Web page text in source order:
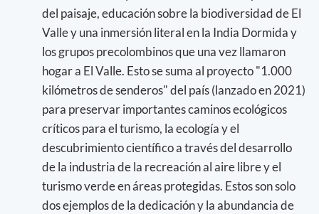
del paisaje, educación sobre la biodiversidad de El
Valle y una inmersión literal en la India Dormida y
los grupos precolombinos que una vez llamaron
hogar a El Valle. Esto se suma al proyecto "1.000
kilómetros de senderos" del país (lanzado en 2021)
para preservar importantes caminos ecológicos
críticos para el turismo, la ecología y el
descubrimiento científico a través del desarrollo
de la industria de la recreación al aire libre y el
turismo verde en áreas protegidas. Estos son solo
dos ejemplos de la dedicación y la abundancia de